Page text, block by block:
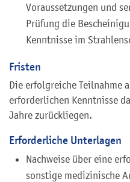
Voraussetzungen und
Prüfung die
Kenntnisse im
Fristen
Die erfolgreiche Teilnahme
erforderlichen Kenntnisse
Jahre zurückliegen.
Erforderliche Unterlagen
Nachweise über eine
sonstige medizinische